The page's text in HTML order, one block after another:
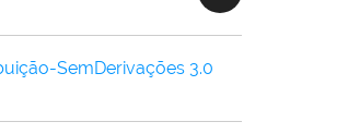
SemDerivações 3.0